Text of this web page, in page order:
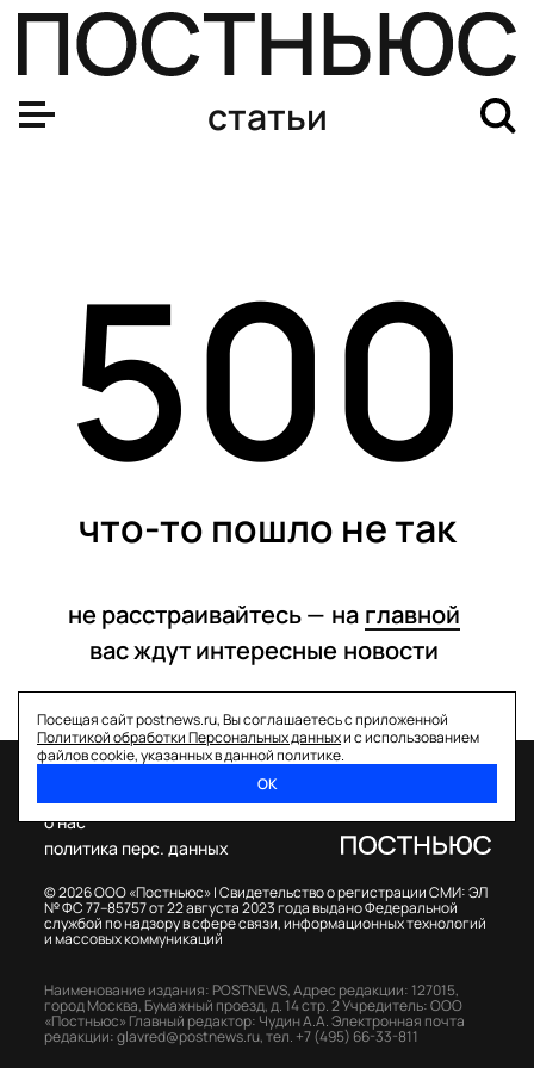
статьи
500
что-то пошло не так
не расстраивайтесь — на главной
вас ждут интересные новости
Посещая сайт postnews.ru, Вы соглашаетесь с приложенной
Политикой обработки Персональных данныхи с использованием
файлов cookie, указанных в данной политике.
ОК
© 2026 ООО «Постньюс» |Свидетельство о регистрации СМИ: ЭЛ
№ ФС 77–85757 от 22 августа 2023 года выдано Федеральной
службой по надзору в сфере связи, информационных технологий
и массовых коммуникаций
о нас
политика перс. данных
Наименование издания: POSTNEWS,Адрес редакции: 127015,
город Москва, Бумажный проезд, д. 14 стр. 2Учредитель: ООО
«Постньюс» Главный редактор: Чудин А.А.Электронная почта
редакции:glavred@postnews.ru,тел. +7 (495) 66-33-811